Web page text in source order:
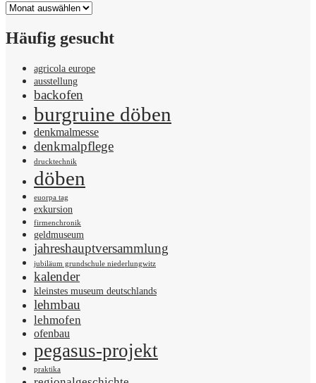
Archiv
Häufig gesucht
agricola europe
ausstellung
backofen
burgruine döben
denkmalmesse
denkmalpflege
drucktechnik
döben
euorpa tag
exkursion
firmenchronik
geldmuseum
jahreshauptversammlung
jubiläum grundschule niederlungwitz
kalender
kleinstes museum deutschlands
lehmbau
lehmofen
ofenbau
pegasus-projekt
praktika